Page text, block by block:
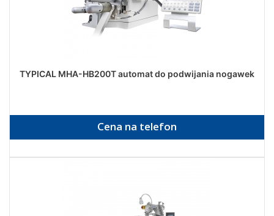
TYPICAL MHA-HB200T automat do podwijania nogawek
Cena na telefon